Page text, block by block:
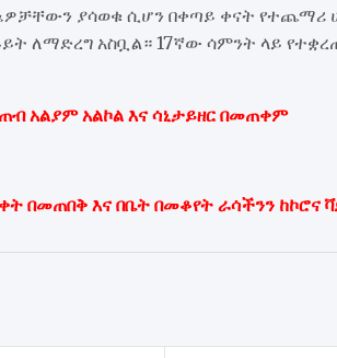
ያሳወቁ ሲሆን በቀጣይ ቀናት የተጨማሪ
ለማድረግ አስቧል። 17ኛው ሳምንት ላይ
አልያም አልኮል እና ሳኒታይዘር በመጠቀም
በመጠበቅ እና በቤት በመቆየት ራሳችንን ከኮሮና